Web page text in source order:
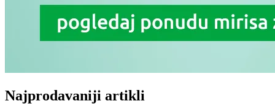
Najprodavaniji artikli